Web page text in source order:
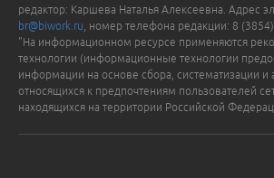
редактор: Каршева Наталья Алексеевна. Адрес
br@biwork.ru , номер телефона редакции: 8
"На информационном ресурсе применяются
технологии (информационные технологии
информации на основе сбора, систематизации и
относящихся к предпочтениям пользователей
находящихся на территории Российской